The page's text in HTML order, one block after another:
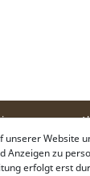
Anzeigen zu
erfolgt erst